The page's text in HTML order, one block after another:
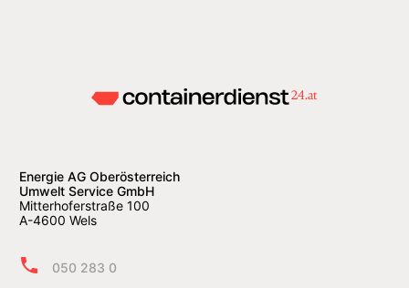
Energie AG Oberösterreich
Umwelt Service GmbH
Mitterhoferstraße 100
A-4600 Wels
050 283 0